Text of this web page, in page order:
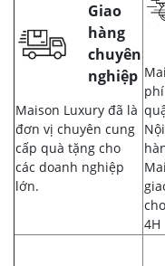
Giao
hàng
chuyên
nghiệp
Maison Luxury đã là
đơn vị chuyên cung
cấp quà tặng cho
các doanh nghiệp
lớn.
4H